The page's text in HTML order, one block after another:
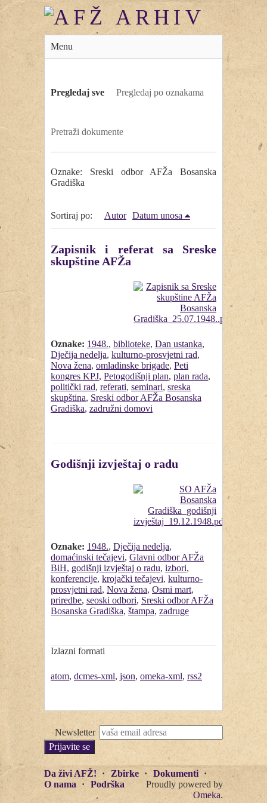
Menu
Pregledaj sve Pregledaj po oznakama
Pretraži dokumente
Oznake: Sreski odbor AFŽa Bosanska
Gradiška
Sortiraj po: Autor Datum unosa
Zapisnik i referat sa Sreske
skupštine AFŽa
Oznake: 1948., biblioteke, Dan ustanka,
Dječija nedelja, kulturno-prosvjetni rad,
Nova žena, omladinske brigade, Peti
kongres KPJ, Petogodišnji plan, plan rada,
politički rad, referati, seminari, sreska
skupština, Sreski odbor AFŽa Bosanska
Gradiška, zadružni domovi
Godišnji izvještaj o radu
Oznake: 1948., Dječija nedelja,
domaćinski tečajevi, Glavni odbor AFŽa
BiH, godišnji izvještaj o radu, izbori,
konferencije, krojački tečajevi, kulturno-
prosvjetni rad, Nova žena, Osmi mart,
priredbe, seoski odbori, Sreski odbor AFŽa
Bosanska Gradiška, štampa, zadruge
Izlazni formati
atom, dcmes-xml, json, omeka-xml, rss2
Newsletter
Da živi AFŽ! Zbirke
Dokumenti
O nama
Podrška
Proudly powered by
Omeka.